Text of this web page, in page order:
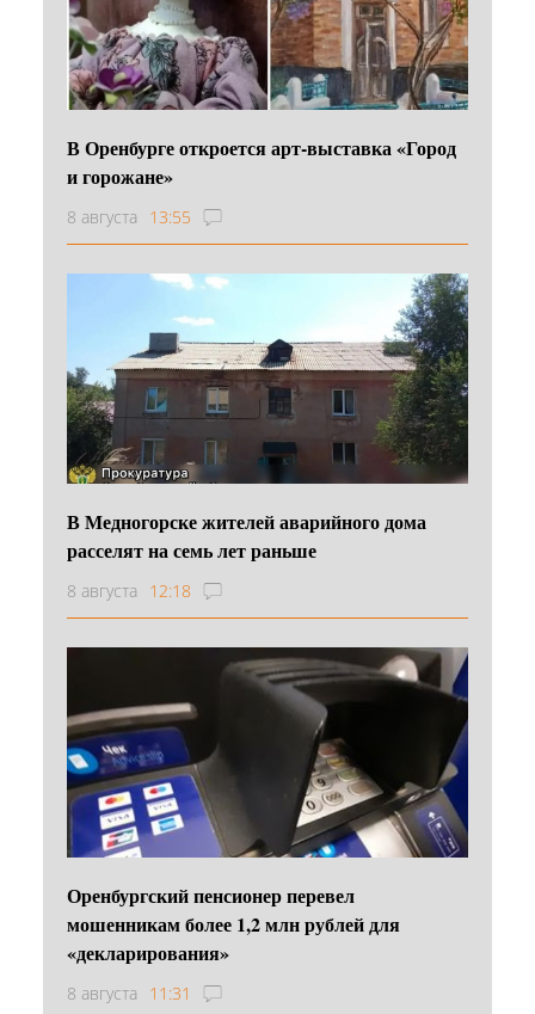
В Оренбурге откроется арт-выставка «Город
и горожане»
8 августа 13:55
В Медногорске жителей аварийного дома
расселят на семь лет раньше
8 августа 12:18
Оренбургский пенсионер перевел
мошенникам более 1,2 млн рублей для
«декларирования»
8 августа 11:31